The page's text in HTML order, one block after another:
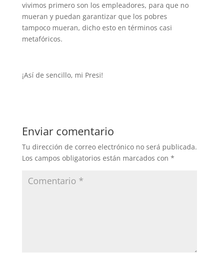
vivimos primero son los empleadores, para que no
mueran y puedan garantizar que los pobres
tampoco mueran, dicho esto en términos casi
metafóricos.
¡Así de sencillo, mi Presi!
Enviar comentario
Tu dirección de correo electrónico no será publicada.
Los campos obligatorios están marcados con *